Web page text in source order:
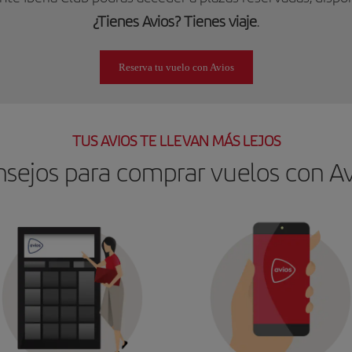
¿Tienes Avios? Tienes viaje.
Reserva tu vuelo con Avios
TUS AVIOS TE LLEVAN MÁS LEJOS
para comprar vuelos con